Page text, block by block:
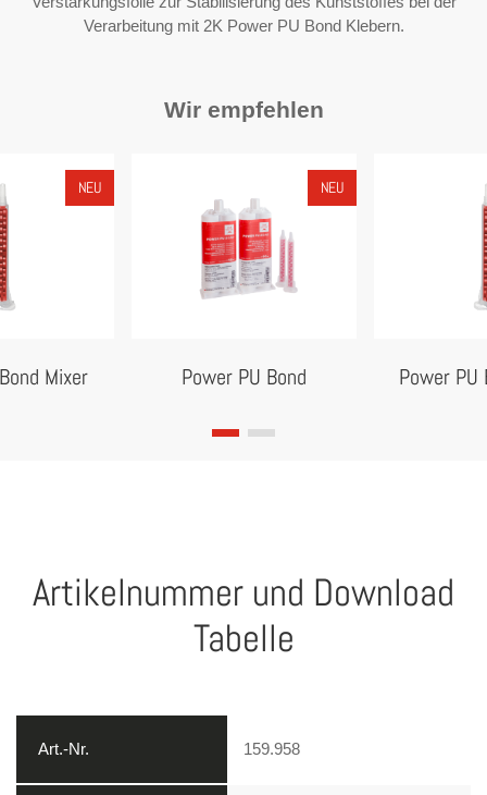
Verarbeitung mit 2K Power PU Bond Klebern.
Wir empfehlen
NEU
Mixer
NEU
Power PU Bond Power PU
Artikelnummer und Download
Tabelle
159.958